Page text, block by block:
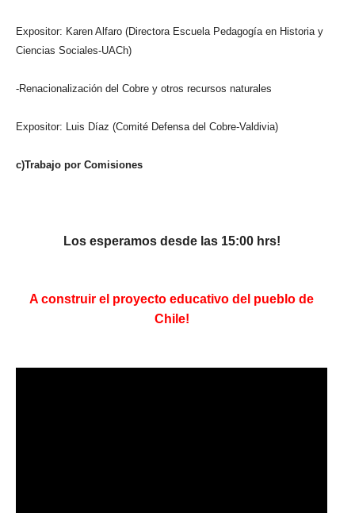
Expositor: Karen Alfaro (Directora Escuela Pedagogía en Historia y
Ciencias Sociales-UACh)
-Renacionalización del Cobre y otros recursos naturales
Expositor: Luis Díaz (Comité Defensa del Cobre-Valdivia)
c)Trabajo por Comisiones
Los esperamos desde las 15:00 hrs!
A construir el proyecto educativo del pueblo de
Chile!